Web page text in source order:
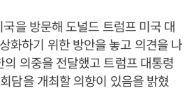
을 방문해 도널드 트럼프 미국 대
화하기 위한 방안을 놓고 의견을 나
의중을 전달했고 트럼프 대통령
담을 개최할 의향이 있음을 밝혔